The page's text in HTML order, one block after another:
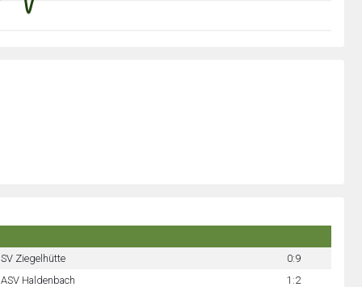
SV Ziegelhütte
0:9
ASV Haldenbach
1:2